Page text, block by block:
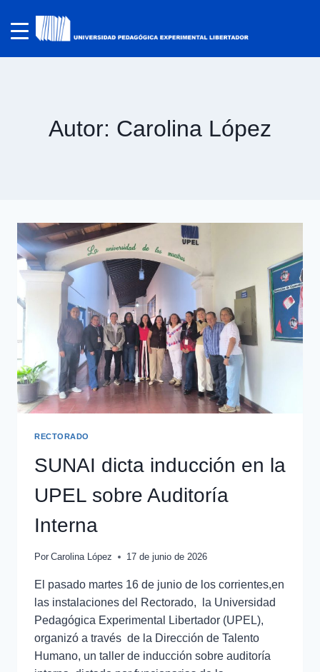
Autor: Carolina López
RECTORADO
SUNAI dicta inducción en la
UPEL sobre Auditoría
Interna
Por Carolina López 17 de junio de 2026
El pasado martes 16 de junio de los corrientes,en
las instalaciones del Rectorado, la Universidad
Pedagógica Experimental Libertador (UPEL),
organizó a través de la Dirección de Talento
Humano, un taller de inducción sobre auditoría